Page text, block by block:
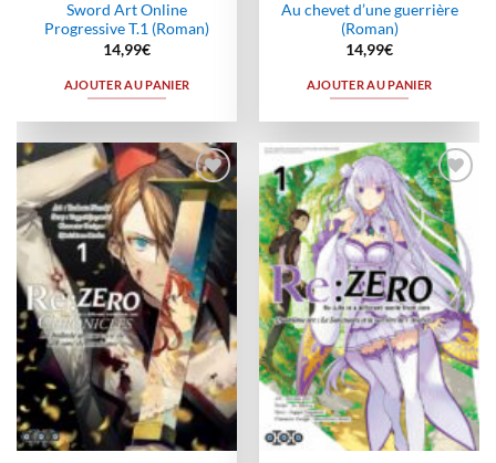
Sword Art Online
Progressive T.1 (Roman)
14,99€
AJOUTER AU PANIER
Au chevet d’une guerrière
(Roman)
14,99€
AJOUTER AU PANIER
Ajouter
à la
wishlist
Ajouter
à la
wishlist